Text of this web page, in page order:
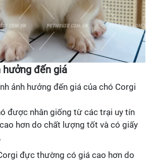
hưởng đến giá
ảnh hưởng đến giá của chó Corgi
được nhân giống từ các trại uy tín
hơn do chất lượng tốt và có giấy
đực thường có giá cao hơn do